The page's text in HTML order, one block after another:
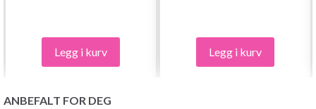
Legg i kurv Legg i kurv
ANBEFALT FOR DEG